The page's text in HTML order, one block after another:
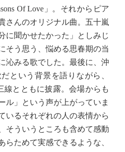
Of Love」。それからピア
さんのオリジナル曲。五十嵐
に聞かせたかった」としみじ
そう思う、悩める思春期の当
沁みる歌でした。最後に、沖
という背景を語りながら、
線とともに披露。会場からも
ル」という声が上がっていま
いるそれぞれの人の表情から
そういうところも含めて感動
らためて実感できるような、